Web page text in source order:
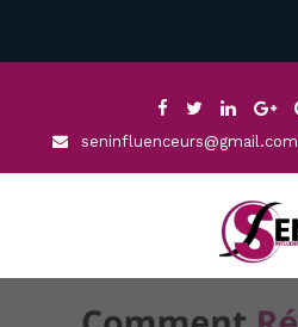
seninfluenceurs@gmail.com